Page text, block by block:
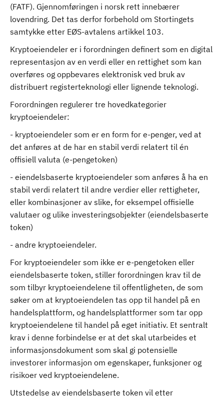
(FATF). Gjennomføringen i norsk rett innebærer
lovendring. Det tas derfor forbehold om Stortingets
samtykke etter EØS-avtalens artikkel 103.
Kryptoeiendeler er i forordningen definert som en digital
representasjon av en verdi eller en rettighet som kan
overføres og oppbevares elektronisk ved bruk av
distribuert registerteknologi eller lignende teknologi.
Forordningen regulerer tre hovedkategorier
kryptoeiendeler:
- kryptoeiendeler som er en form for e-penger, ved at
det anføres at de har en stabil verdi relatert til én
offisiell valuta (e-pengetoken)
- eiendelsbaserte kryptoeiendeler som anføres å ha en
stabil verdi relatert til andre verdier eller rettigheter,
eller kombinasjoner av slike, for eksempel offisielle
valutaer og ulike investeringsobjekter (eiendelsbaserte
token)
- andre kryptoeiendeler.
For kryptoeiendeler som ikke er e-pengetoken eller
eiendelsbaserte token, stiller forordningen krav til de
som tilbyr kryptoeiendelene til offentligheten, de som
søker om at kryptoeiendelen tas opp til handel på en
handelsplattform, og handelsplattformer som tar opp
kryptoeiendelene til handel på eget initiativ. Et sentralt
krav i denne forbindelse er at det skal utarbeides et
informasjonsdokument som skal gi potensielle
investorer informasjon om egenskaper, funksjoner og
risikoer ved kryptoeiendelene.
Utstedelse av eiendelsbaserte token vil etter